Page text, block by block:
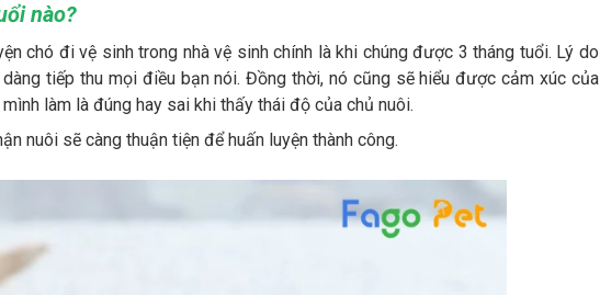
nào?
chó đi vệ sinh trong nhà vệ sinh chính là khi chúng được 3 tháng tuổi. Lý do
tiếp thu mọi điều bạn nói. Đồng thời, nó cũng sẽ hiểu được cảm xúc của
làm là đúng hay sai khi thấy thái độ của chủ nuôi.
nuôi sẽ càng thuận tiện để huấn luyện thành công.